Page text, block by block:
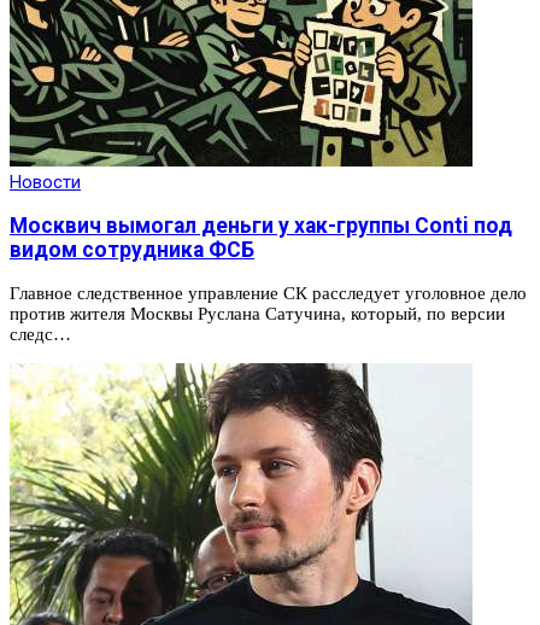
Новости
Москвич вымогал деньги у хак-группы Conti под
видом сотрудника ФСБ
Главное следственное управление СК расследует уголовное дело
против жителя Москвы Руслана Сатучина, который, по версии
следс…